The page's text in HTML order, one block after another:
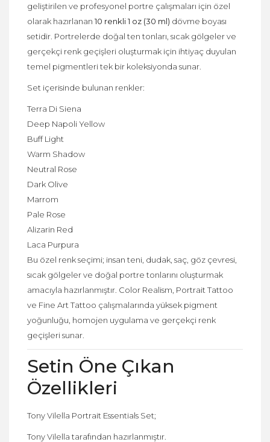
geliştirilen ve profesyonel portre çalışmaları için özel
olarak hazırlanan 10 renkli 1 oz (30 ml) dövme boyası
setidir. Portrelerde doğal ten tonları, sıcak gölgeler ve
gerçekçi renk geçişleri oluşturmak için ihtiyaç duyulan
temel pigmentleri tek bir koleksiyonda sunar.
Set içerisinde bulunan renkler:
Terra Di Siena
Deep Napoli Yellow
Buff Light
Warm Shadow
Neutral Rose
Dark Olive
Marrom
Pale Rose
Alizarin Red
Laca Purpura
Bu özel renk seçimi; insan teni, dudak, saç, göz çevresi,
sıcak gölgeler ve doğal portre tonlarını oluşturmak
amacıyla hazırlanmıştır. Color Realism, Portrait Tattoo
ve Fine Art Tattoo çalışmalarında yüksek pigment
yoğunluğu, homojen uygulama ve gerçekçi renk
geçişleri sunar.
Setin Öne Çıkan
Özellikleri
Tony Vilella Portrait Essentials Set;
Tony Vilella tarafından hazırlanmıştır.